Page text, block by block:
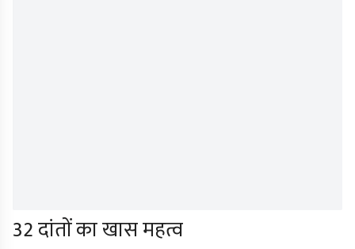
32 दांतों का खास महत्व